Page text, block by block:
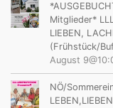
Mitglieder*
LIEBEN,
(Frühstück/
August
NÖ/